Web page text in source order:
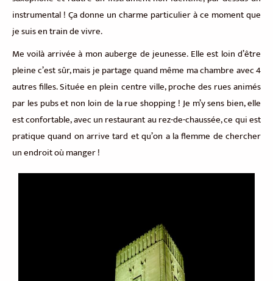
instrumental ! Ça donne un charme particulier à ce moment que
je suis en train de vivre.
Me voilà arrivée à mon auberge de jeunesse. Elle est loin d’être
pleine c’est sûr, mais je partage quand même ma chambre avec 4
autres filles. Située en plein centre ville, proche des rues animés
par les pubs et non loin de la rue shopping ! Je m’y sens bien, elle
est confortable, avec un restaurant au rez-de-chaussée, ce qui est
pratique quand on arrive tard et qu’on a la flemme de chercher
un endroit où manger !